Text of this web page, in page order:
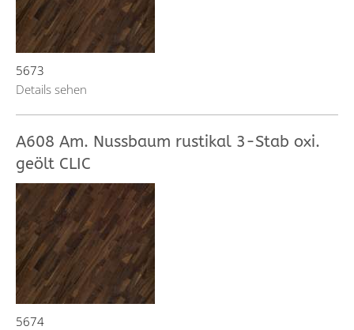
5673
Details sehen
A608 Am. Nussbaum rustikal 3-Stab oxi.
geölt CLIC
5674